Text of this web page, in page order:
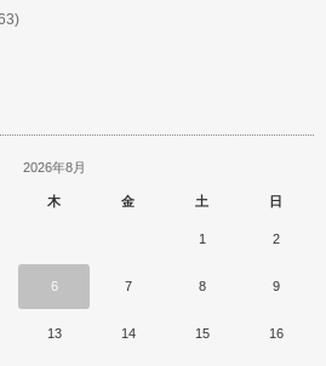
2026年8月
木 金 土 日
1 2
6 7 8 9
13 14 15 16